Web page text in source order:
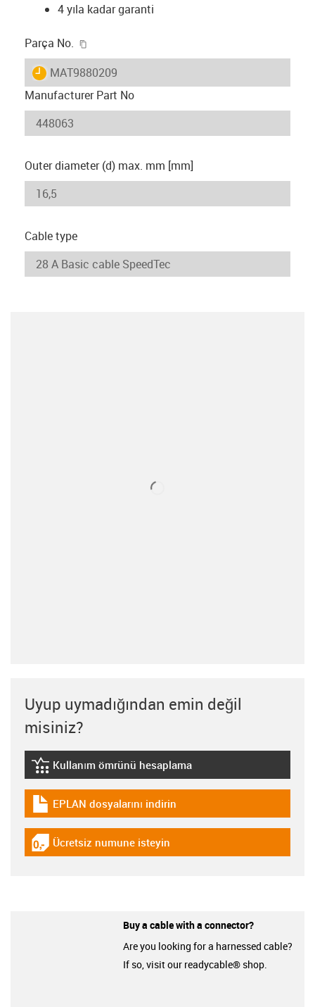
4 yıla kadar garanti
Parça No.
igus-icon-lieferzeit
MAT9880209
Manufacturer Part No
Outer diameter (d) max. mm [mm]
Cable type
Uyup uymadığından emin değil
misiniz?
igus-icon-lebensdauerrechner
Kullanım ömrünü hesaplama
igus-icon-download-plan
EPLAN dosyalarını indirin
igus-icon-gratismuster
Ücretsiz numune isteyin
Buy a cable with a connector?
Are you looking for a harnessed cable?
If so, visit our readycable® shop.